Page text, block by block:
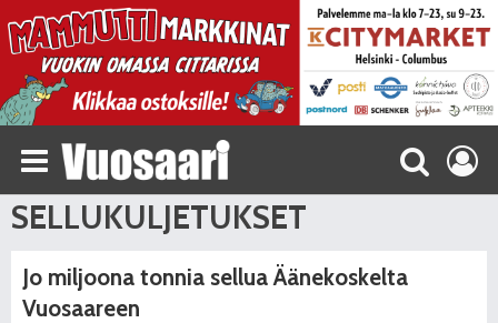
SELLUKULJETUKSET
Jo miljoona tonnia sellua Äänekoskelta
Vuosaareen